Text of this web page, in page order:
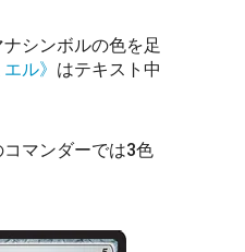
シンボルの色を足
ル》 はテキスト中
マンダーでは3色